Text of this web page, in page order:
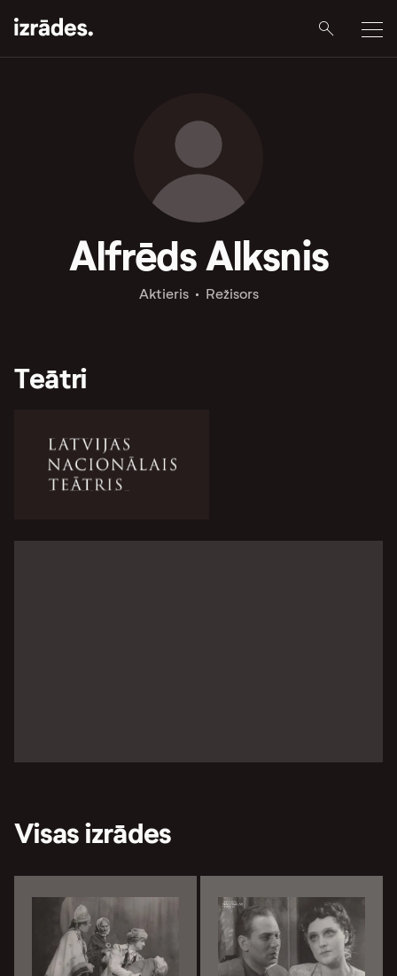
Alfrēds Alksnis
Aktieris Režisors
Teātri
Visas izrādes